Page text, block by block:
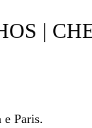
|
e Paris.